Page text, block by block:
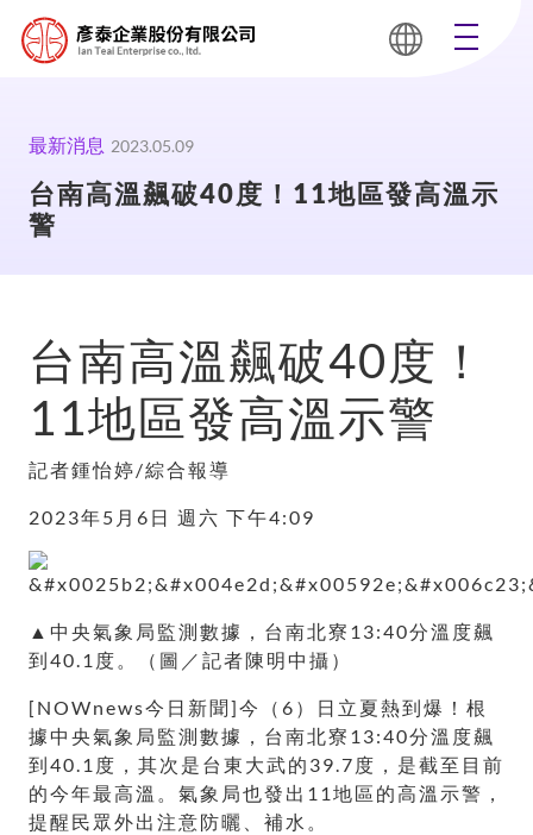
最新消息 2023.05.09
台南高溫飆破40度！11地區發高溫示
警
台南高溫飆破40度！
11地區發高溫示警
記者鍾怡婷/綜合報導
2023年5月6日 週六 下午4:09
▲中央氣象局監測數據，台南北寮13:40分溫度飆
到40.1度。（圖／記者陳明中攝）
[NOWnews今日新聞]今（6）日立夏熱到爆！根
據中央氣象局監測數據，台南北寮13:40分溫度飆
到40.1度，其次是台東大武的39.7度，是截至目前
的今年最高溫。氣象局也發出11地區的高溫示警，
提醒民眾外出注意防曬、補水。